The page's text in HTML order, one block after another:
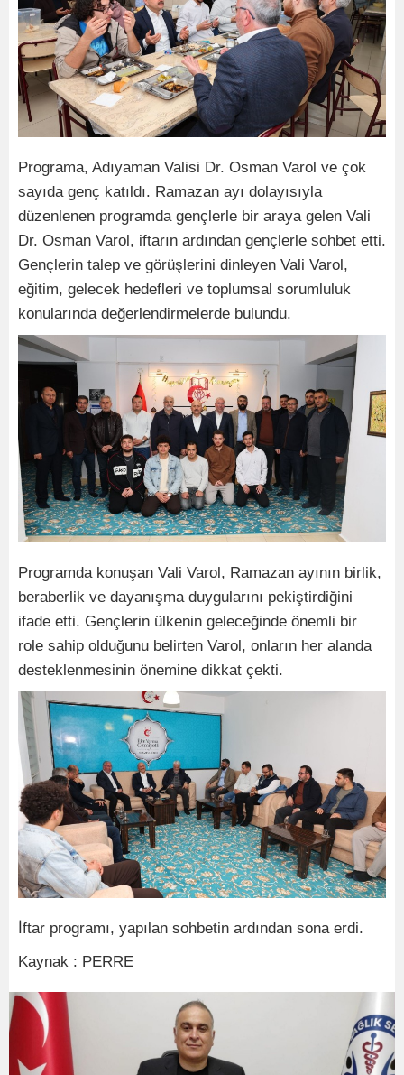
Programa, Adıyaman Valisi Dr. Osman Varol ve çok
sayıda genç katıldı. Ramazan ayı dolayısıyla
düzenlenen programda gençlerle bir araya gelen Vali
Dr. Osman Varol, iftarın ardından gençlerle sohbet etti.
Gençlerin talep ve görüşlerini dinleyen Vali Varol,
eğitim, gelecek hedefleri ve toplumsal sorumluluk
konularında değerlendirmelerde bulundu.
Programda konuşan Vali Varol, Ramazan ayının birlik,
beraberlik ve dayanışma duygularını pekiştirdiğini
ifade etti. Gençlerin ülkenin geleceğinde önemli bir
role sahip olduğunu belirten Varol, onların her alanda
desteklenmesinin önemine dikkat çekti.
İftar programı, yapılan sohbetin ardından sona erdi.
Kaynak : PERRE